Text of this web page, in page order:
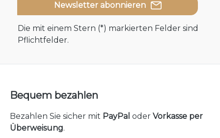
Newsletter abonnieren
Die mit einem Stern (*) markierten Felder sind
Pflichtfelder.
Bequem bezahlen
Bezahlen Sie sicher mit PayPal oder Vorkasse per
Überweisung.